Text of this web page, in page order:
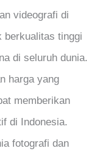
videografi di
berkualitas tinggi
di seluruh dunia.
harga yang
memberikan
di Indonesia.
fotografi dan